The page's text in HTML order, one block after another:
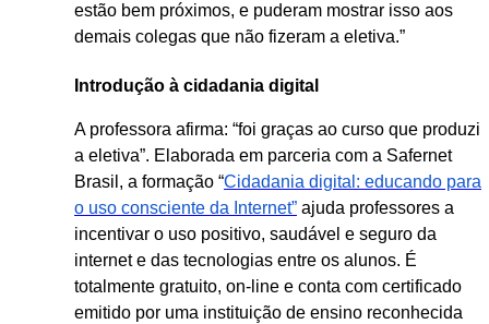
estão bem próximos, e puderam mostrar isso aos
demais colegas que não fizeram a eletiva.”
Introdução à cidadania digital
A professora afirma: “foi graças ao curso que produzi
a eletiva”. Elaborada em parceria com a Safernet
Brasil, a formação “Cidadania digital: educando para
o uso consciente da Internet” ajuda professores a
incentivar o uso positivo, saudável e seguro da
internet e das tecnologias entre os alunos. É
totalmente gratuito, on-line e conta com certificado
emitido por uma instituição de ensino reconhecida